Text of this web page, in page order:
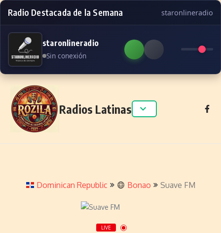
Radio Destacada de la Semana staronlineradio
staronlineradio
Sin conexión
Skip to content
Radios Latinas
Dominican Republic Bonao Suave FM
LIVE